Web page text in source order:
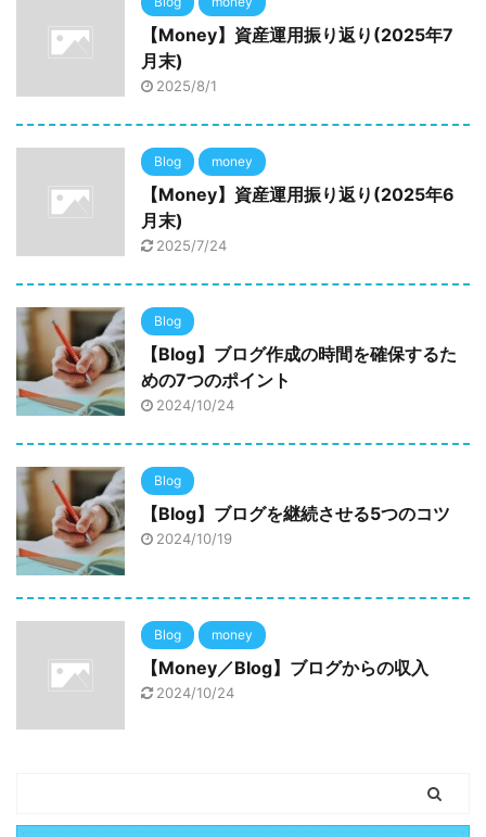
【Money】資産運用振り返り(2025年7
月末)
2025/8/1
Blog money
【Money】資産運用振り返り(2025年6
月末)
2025/7/24
Blog
【Blog】ブログ作成の時間を確保するた
めの7つのポイント
2024/10/24
Blog
【Blog】ブログを継続させる5つのコツ
2024/10/19
Blog money
【Money／Blog】ブログからの収入
2024/10/24